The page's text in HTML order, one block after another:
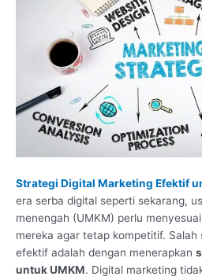
Strategi Digital Marketing Efektif
era serba digital seperti sekarang,
menengah (UMKM) perlu
mereka agar tetap kompetitif.
efektif adalah dengan menerapkan
untuk UMKM. Digital marketing